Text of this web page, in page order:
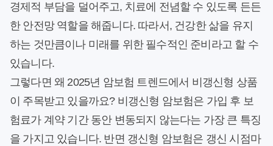
경제적 부담을 덜어주고, 치료에 전념할 수 있도록 든든
한 안전망 역할을 해줍니다. 따라서, 건강한 삶을 유지
하는 것만큼이나 미래를 위한 필수적인 준비라고 할 수
있습니다.
그렇다면 왜 2025년 암보험 트렌드에서 비갱신형 상품
이 주목받고 있을까요? 비갱신형 암보험은 가입 후 보
험료가 계약 기간 동안 변동되지 않는다는 가장 큰 특징
을 가지고 있습니다. 반면 갱신형 암보험은 갱신 시점마